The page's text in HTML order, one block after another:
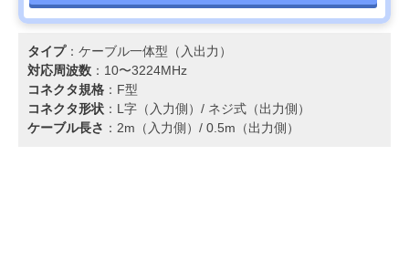
タイプ：ケーブル一体型（入出力）
対応周波数 ：10〜3224MHz
コネクタ規格 ：F型
コネクタ形状 ：L字（入力側）/ ネジ式（出力側）
ケーブル長さ ：2m（入力側）/ 0.5m（出力側）